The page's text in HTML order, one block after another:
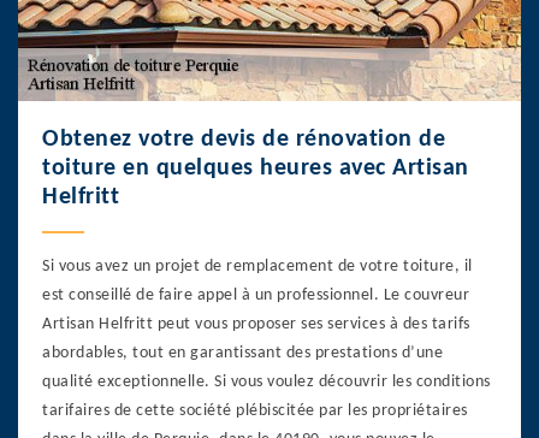
Obtenez votre devis de rénovation de
toiture en quelques heures avec Artisan
Helfritt
Si vous avez un projet de remplacement de votre toiture, il
est conseillé de faire appel à un professionnel. Le couvreur
Artisan Helfritt peut vous proposer ses services à des tarifs
abordables, tout en garantissant des prestations d’une
qualité exceptionnelle. Si vous voulez découvrir les conditions
tarifaires de cette société plébiscitée par les propriétaires